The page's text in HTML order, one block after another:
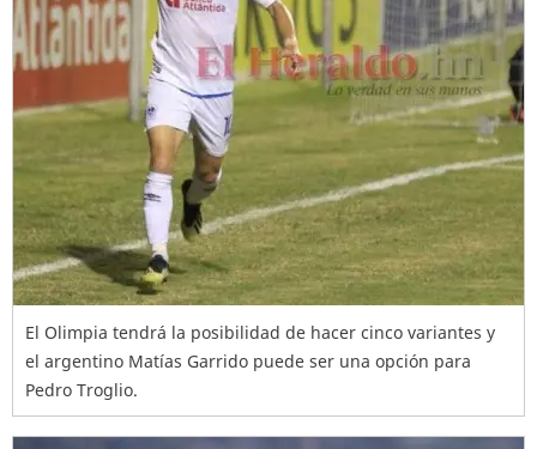
El Olimpia tendrá la posibilidad de hacer cinco variantes y
el argentino Matías Garrido puede ser una opción para
Pedro Troglio.